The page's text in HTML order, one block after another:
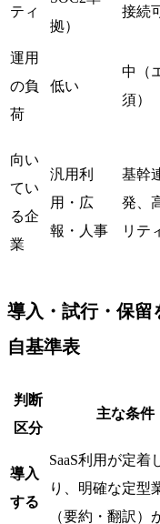
ティ
拠）
接続
運用
の負
荷
低い
中（
須）
向い
てい
る企
業
汎用利
用・広
報・人事
基幹
発、
リテ
導入・試行・保留
自基準表
判断
区分
主な条件
導入
する
SaaS利用が定着
り、明確な定型
（要約・翻訳）